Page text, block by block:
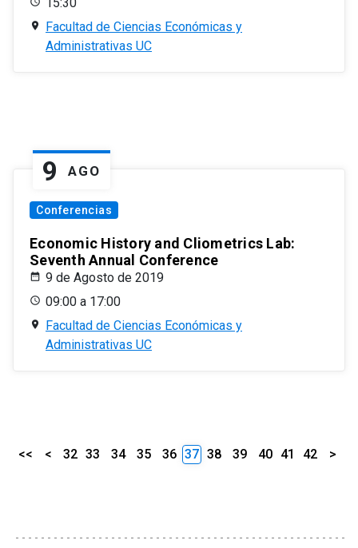
Facultad de Ciencias Económicas y
Administrativas UC
9 AGO
Conferencias
Economic History and Cliometrics Lab:
Seventh Annual Conference
9 de Agosto de 2019
09:00 a 17:00
Facultad de Ciencias Económicas y
Administrativas UC
<< < 32 33 34 35 36 37 38 39 40 41 42 >